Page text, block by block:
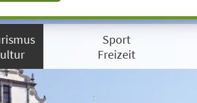
Sport
Freizeit